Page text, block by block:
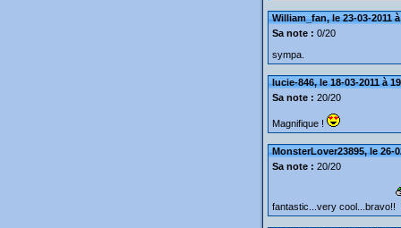
William_fan, le 23-03-2011
Sa note : 0/20
sympa.
lucie-846, le 18-03-2011 à
Sa note : 20/20
Magnifique !
MonsterLover23895, le 26-
Sa note : 20/20
fantastic...very cool...bravo!!